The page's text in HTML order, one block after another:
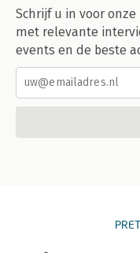
Schrijf u in voor
met relevante
events en de beste